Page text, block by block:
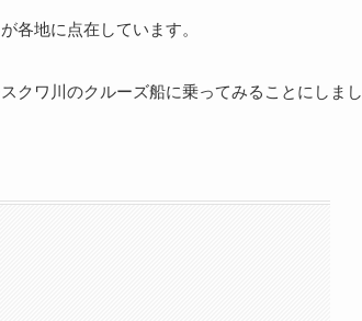
各地に点在しています。
クワ川のクルーズ船に乗ってみることにしまし